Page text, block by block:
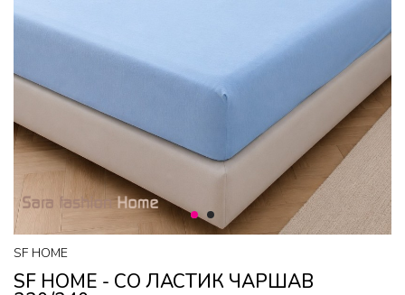
1 2
SF HOME
SF HOME - СО ЛАСТИК ЧАРШАВ